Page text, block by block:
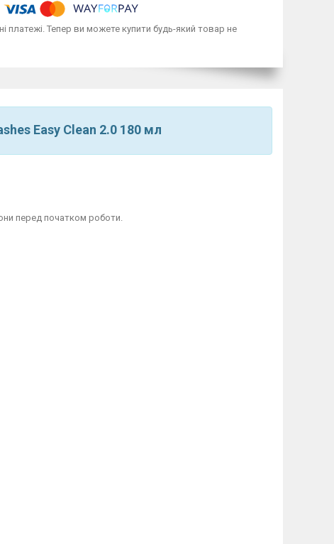
платежі. Тепер ви можете купити будь-який товар не
Easy Clean 2.0 180 мл
перед початком роботи.